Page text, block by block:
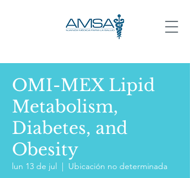
OMI-MEX Lipid
Metabolism,
Diabetes, and
Obesity
lun 13 de jul
  |
Ubicación no determinada